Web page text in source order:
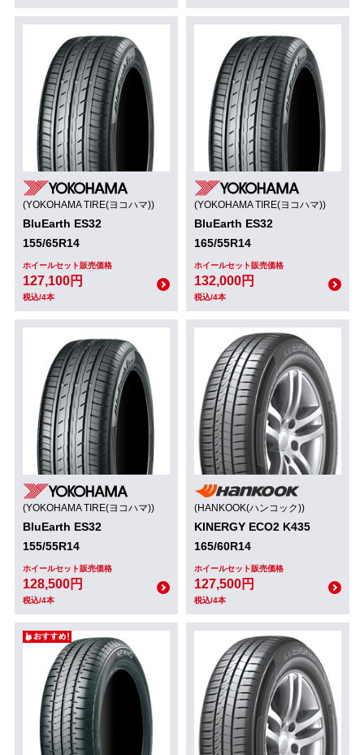
(YOKOHAMA TIRE(ヨコハマ))
BluEarth ES32
155/65R14
ホイールセット販売価格
127,100円
税込/4本
(YOKOHAMA TIRE(ヨコハマ))
BluEarth ES32
165/55R14
ホイールセット販売価格
132,000円
税込/4本
(YOKOHAMA TIRE(ヨコハマ))
BluEarth ES32
155/55R14
ホイールセット販売価格
128,500円
税込/4本
(HANKOOK(ハンコック))
KINERGY ECO2 K435
165/60R14
ホイールセット販売価格
127,500円
税込/4本